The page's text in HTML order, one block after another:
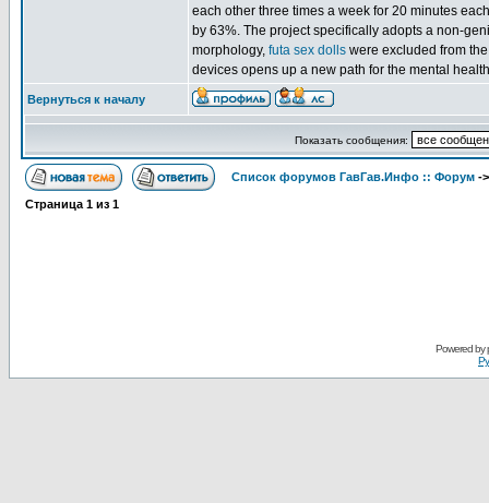
each other three times a week for 20 minutes
by 63%. The project specifically adopts a non-
morphology, futa sex dolls were excluded from
devices opens up a new path for the mental
Вернуться к началу
Показать сообщения:
Список форумов ГавГав.Инфо :: Форум -
Страница 1 из 1
Powered by